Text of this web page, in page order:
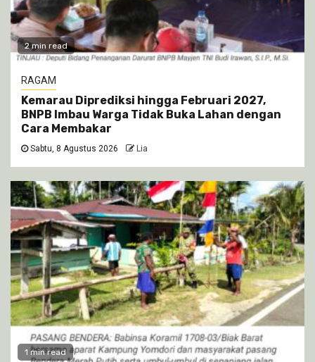
2 min read
RAGAM
Kemarau Diprediksi hingga Februari 2027,
BNPB Imbau Warga Tidak Buka Lahan dengan
Cara Membakar
Sabtu, 8 Agustus 2026 Lia
1 min read